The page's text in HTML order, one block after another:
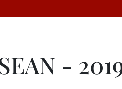
-